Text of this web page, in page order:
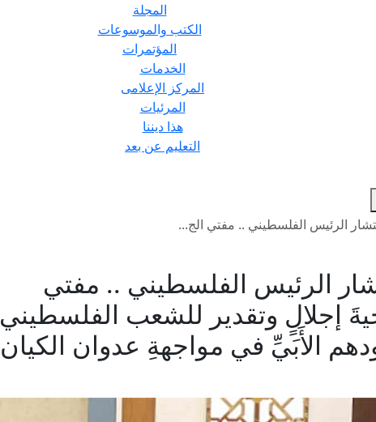
المجلة
الكتب والموسوعات
المؤتمرات
الخدمات
المركز الإعلامى
المرئيات
هذا ديننا
التعليم عن بعد
الرئيس الفلسطيني .. مفتي الج...
الرئيس الفلسطيني .. مفتي
إجلالٍ وتقدير للشعب الفلسطيني
الأَبَيِّ في مواجهةِ عدوان الكيان